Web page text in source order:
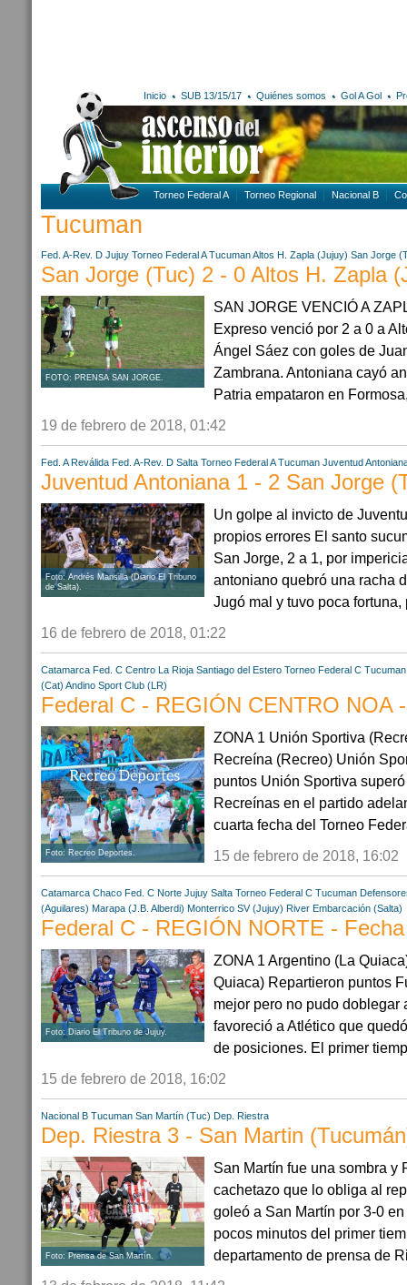
Inicio SUB 13/15/17 Quiénes somos Gol A Gol
Torneo Federal A Torneo Regional Nacional B
Tucuman
Fed. A-Rev. D Jujuy Torneo Federal A TucumanAltos H. Zapla (Jujuy) San Jorge
San Jorge (Tuc) 2 - 0 Altos H. Zapla
FOTO: PRENSA SAN JORGE.
SAN JORGE VENCIÓ A
Expreso venció por 2 a 0 a
Ángel Sáez con goles de
Zambrana. Antoniana cayó
Patria empataron en
19 de febrero de 2018, 01:42
Fed. A Reválida Fed. A-Rev. D Salta Torneo Federal A Tucuman Juventud
Juventud Antoniana 1 - 2 San Jorge
Foto: Andrés Mansilla (Diario El Tribuno
de Salta).
Un golpe al invicto de
propios errores El santo
San Jorge, 2 a 1, por
antoniano quebró una racha
Jugó mal y tuvo poca fortuna,
16 de febrero de 2018, 01:22
Catamarca Fed. C Centro La Rioja Santiago del Estero Torneo Federal C Tucuman
(Cat) Andino Sport Club (LR)
Federal C - REGIÓN CENTRO NOA
Foto: Recreo Deportes.
ZONA 1 Unión Sportiva
Recreína (Recreo) Unión
puntos Unión Sportiva
Recreínas en el partido
cuarta fecha del Torneo
15 de febrero de 2018, 16:02
Catamarca Chaco Fed. C Norte Jujuy Salta Torneo Federal C Tucuman
(Aguilares) Marapa (J.B. Alberdi) Monterrico SV (Jujuy) River Embarcación (Salta)
Federal C - REGIÓN NORTE -
Foto: Diario El Tribuno de Jujuy.
ZONA 1 Argentino (La
Quiaca) Repartieron puntos
mejor pero no pudo doblegar
favoreció a Atlético que
de posiciones. El primer
15 de febrero de 2018, 16:02
Nacional B Tucuman San Martín (Tuc) Dep. Riestra
Dep. Riestra 3 - San Martin
Foto: Prensa de San Martín.
San Martín fue una sombra y
cachetazo que lo obliga al
goleó a San Martín por 3-0
pocos minutos del primer
departamento de prensa de